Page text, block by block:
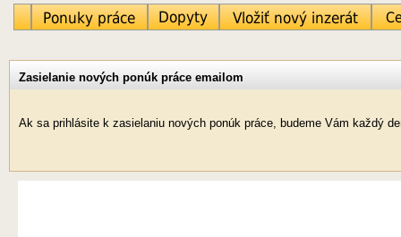
Zasielanie nových ponúk práce emailom
Ak sa prihlásite k zasielaniu nových ponúk práce, budeme Vám každý